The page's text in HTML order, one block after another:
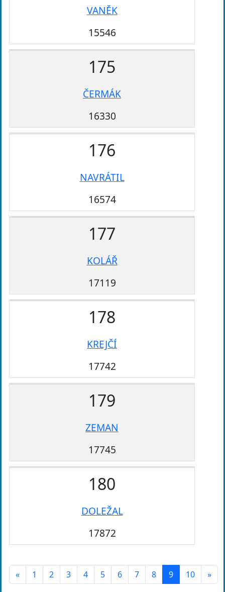
VANĚK
15546
175
ČERMÁK
16330
176
NAVRÁTIL
16574
177
KOLÁŘ
17119
178
KREJČÍ
17742
179
ZEMAN
17745
180
DOLEŽAL
17872
« 1 2 3 4 5 6 7 8 9 10 »